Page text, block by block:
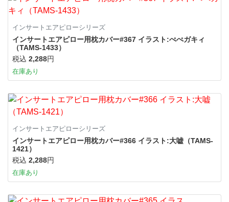
インサートエアピローシリーズ
インサートエアピロー用枕カバー#367 イラスト:ぺぺガキィ
（TAMS-1433）
税込 2,288円
在庫あり
インサートエアピローシリーズ
インサートエアピロー用枕カバー#366 イラスト:大嘘（TAMS-
1421）
税込 2,288円
在庫あり